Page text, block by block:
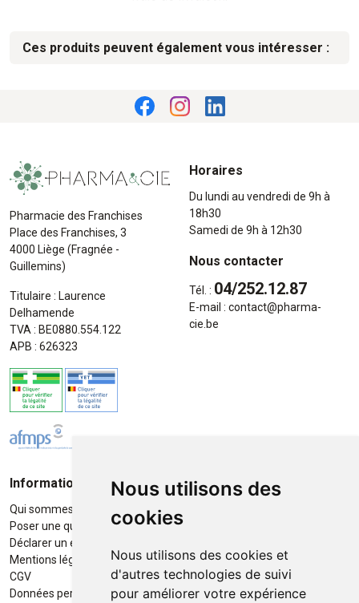
Nous utilisons des
cookies
Nous utilisons des cookies et
d'autres technologies de suivi
pour améliorer votre expérience
Ces produits peuvent également vous intéresser :
Pharmacie des Franchises
Place des Franchises, 3
4000 Liège (Fragnée -
Guillemins)
Titulaire : Laurence
Delhamende
TVA : BE0880.554.122
APB : 626323
Horaires
Du lundi au vendredi de 9h à
18h30
Samedi de 9h à 12h30
Nous contacter
Tél. : 04/252.12.87
E-mail : contact@pharma-
cie.be
Informations
Qui sommes-nous ?
Poser une question
Déclarer un effet indésirable
Mentions légales
CGV
Données personnelles
Moyens de paiement
Retrait / Livraison